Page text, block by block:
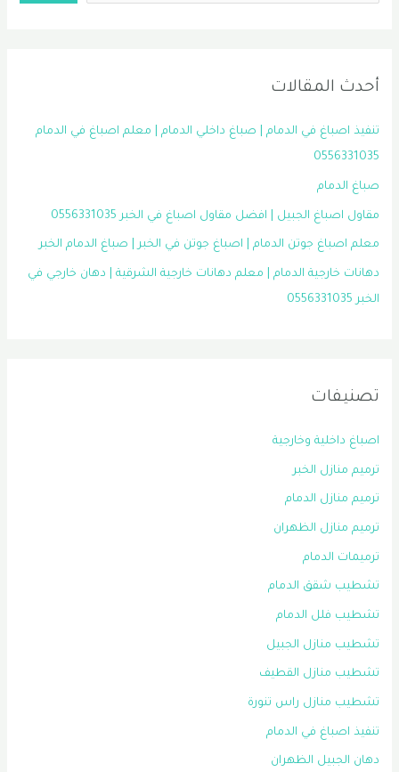
0556331035
أحدث المقالات
تنفيذ اصباغ في الدمام | صباغ داخلي الدمام | معلم اصباغ في الدمام
0556331035
صباغ الدمام
مقاول اصباغ الجبيل | افضل مقاول اصباغ في الخبر 0556331035
معلم اصباغ جوتن الدمام | اصباغ جوتن في الخبر | صباغ الدمام الخبر
دهانات خارجية الدمام | معلم دهانات خارجية الشرقية | دهان خارجي في
الخبر 0556331035
تصنيفات
اصباغ داخلية وخارجية
ترميم منازل الخبر
ترميم منازل الدمام
ترميم منازل الظهران
ترميمات الدمام
تشطيب شقق الدمام
تشطيب فلل الدمام
تشطيب منازل الجبيل
تشطيب منازل القطيف
تشطيب منازل راس تنورة
تنفيذ اصباغ في الدمام
دهان الجبيل الظهران